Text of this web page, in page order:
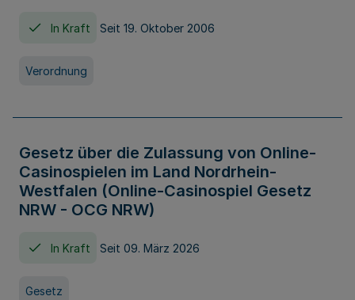
In Kraft Seit 19. Oktober 2006
Verordnung
Gesetz über die Zulassung von Online-
Casinospielen im Land Nordrhein-
Westfalen (Online-Casinospiel Gesetz
NRW - OCG NRW)
In Kraft Seit 09. März 2026
Gesetz